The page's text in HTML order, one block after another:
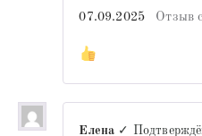
07.09.2025
Отзыв
Елена ✓